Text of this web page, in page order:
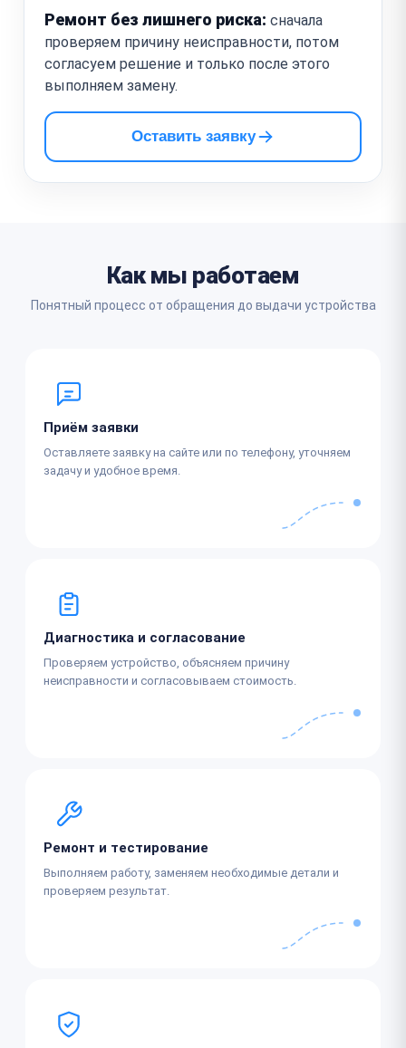
Ремонт без лишнего риска: сначала
проверяем причину неисправности, потом
согласуем решение и только после этого
выполняем замену.
Оставить заявку
Как мы работаем
Понятный процесс от обращения до выдачи устройства
Приём заявки
Оставляете заявку на сайте или по телефону, уточняем
задачу и удобное время.
Диагностика и согласование
Проверяем устройство, объясняем причину
неисправности и согласовываем стоимость.
Ремонт и тестирование
Выполняем работу, заменяем необходимые детали и
проверяем результат.